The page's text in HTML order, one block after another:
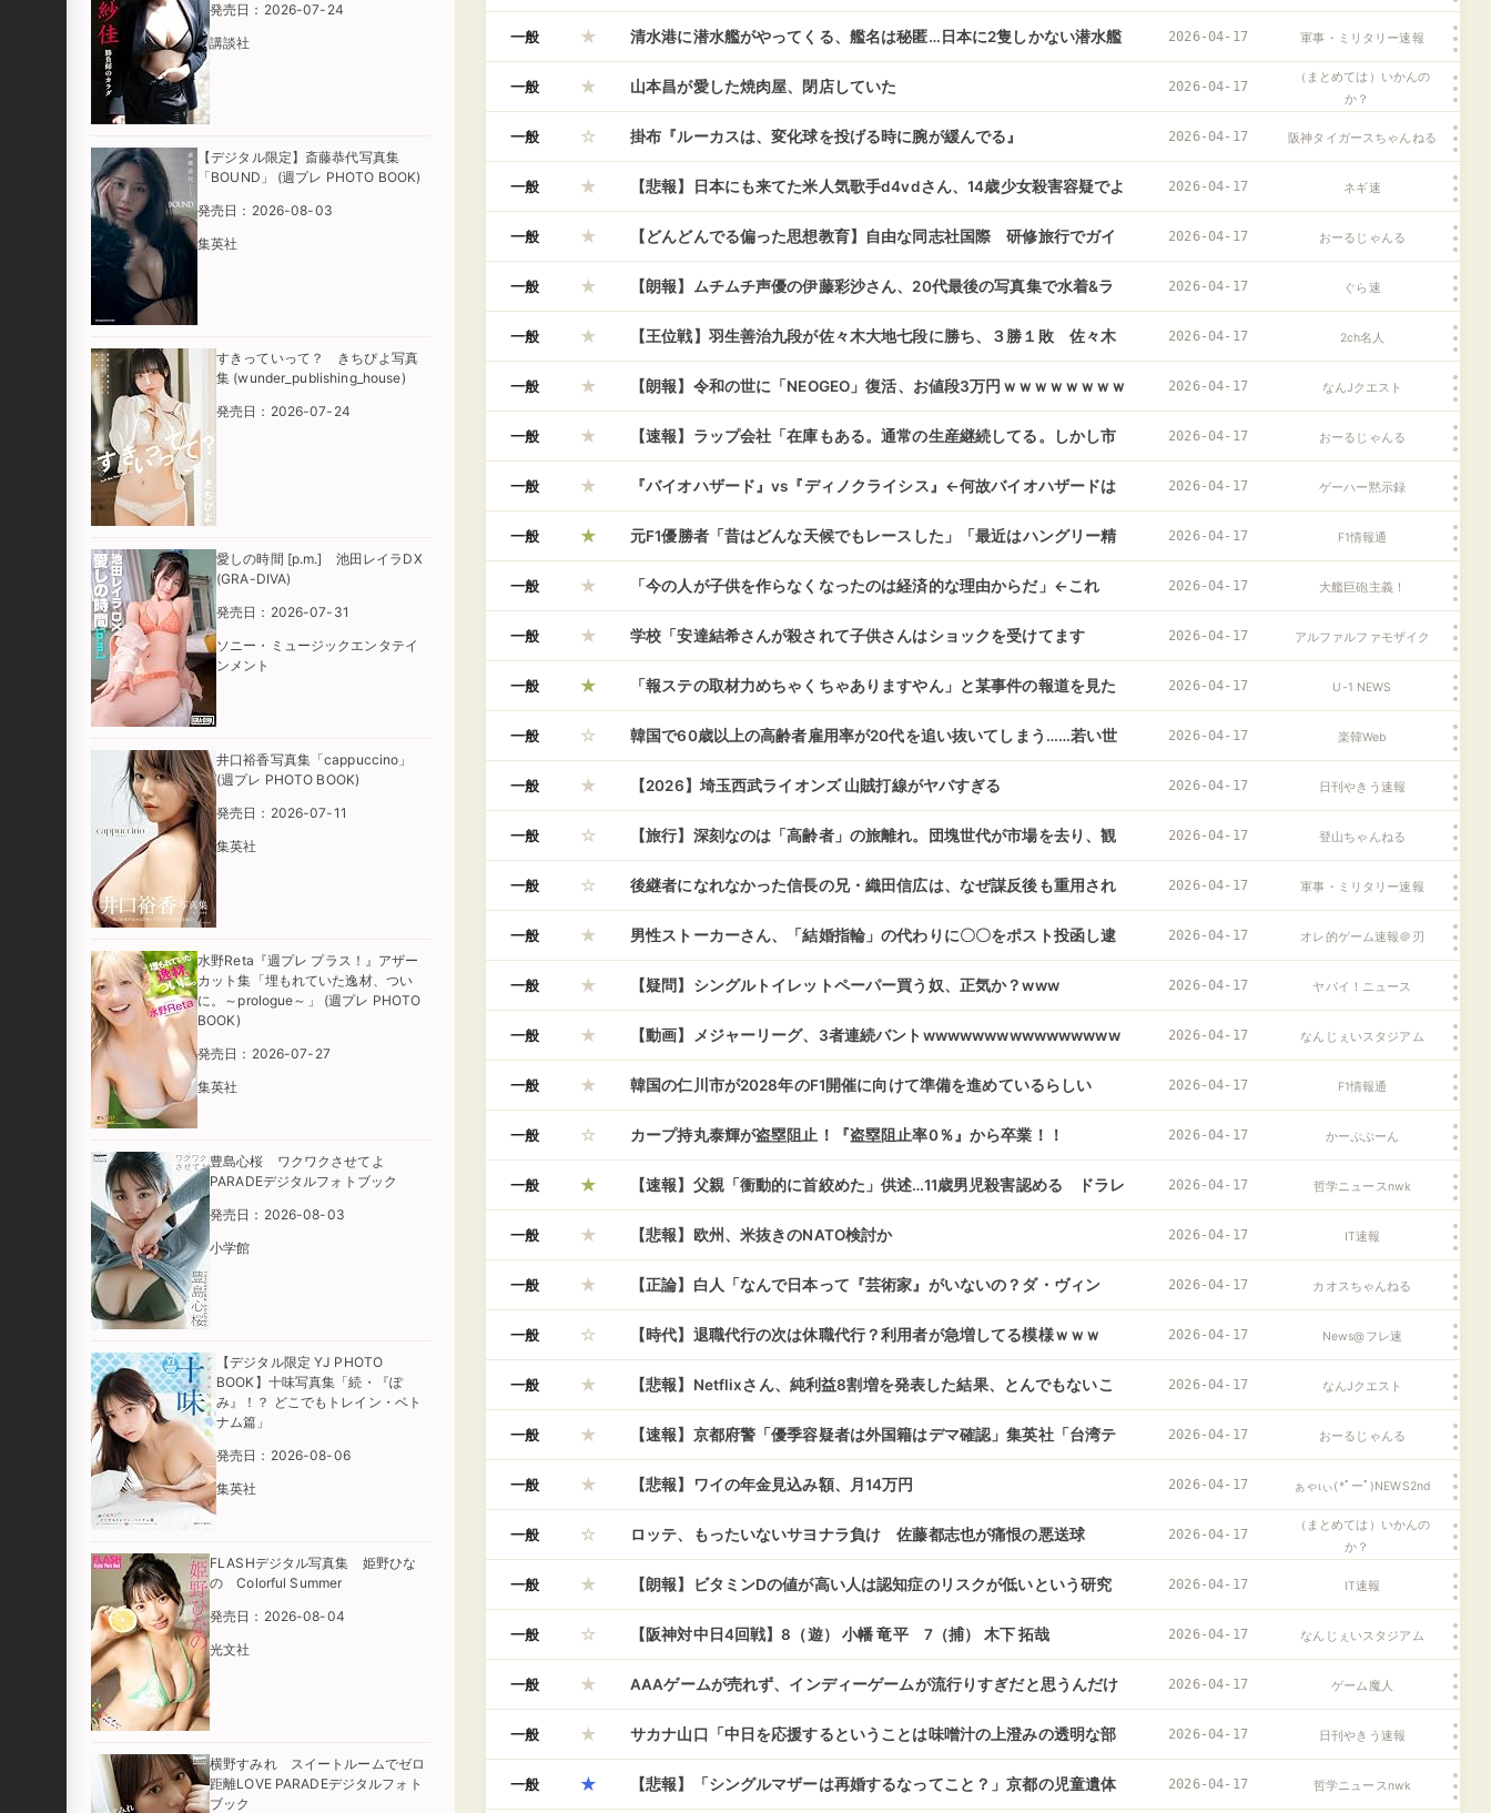
発売日：2026-07-24
講談社
【デジタル限定】斎藤恭代写真集
「BOUND」 (週プレ PHOTO BOOK)
発売日：2026-08-03
集英社
すきっていって？ きちぴよ写真
集 (wunder_publishing_house)
発売日：2026-07-24
愛しの時間 [p.m.] 池田レイラDX
(GRA-DIVA)
発売日：2026-07-31
ソニー・ミュージックエンタテイ
ンメント
井口裕香写真集「cappuccino」
(週プレ PHOTO BOOK)
発売日：2026-07-11
集英社
水野Reta『週プレ プラス！』アザー
カット集「埋もれていた逸材、つい
に。～prologue～」 (週プレ PHOTO
BOOK)
発売日：2026-07-27
集英社
豊島心桜 ワクワクさせてよ
PARADEデジタルフォトブック
発売日：2026-08-03
小学館
【デジタル限定 YJ PHOTO
BOOK】十味写真集「続・『ぽ
み』！？ どこでもトレイン・ベト
ナム篇」
発売日：2026-08-06
集英社
FLASHデジタル写真集 姫野ひな
の Colorful Summer
発売日：2026-08-04
光文社
横野すみれ スイートルームでゼロ
距離LOVE PARADEデジタルフォト
ブック
一般 ★ 清水港に潜水艦がやってくる、艦名は秘匿…日本に2隻しかない潜水艦
救難艦「ちよだ」も！
2026-04-17 軍事・ミリタリー速報
一般 ★ 山本昌が愛した焼肉屋、閉店していた 2026-04-17
（まとめては）いかんの
か？
一般 ☆ 掛布『ルーカスは、変化球を投げる時に腕が緩んでる』 2026-04-17 阪神タイガースちゃんねる
一般 ★ 【悲報】日本にも来てた米人気歌手d4vdさん、14歳少女殺害容疑でよ
うやく逮捕されてしまう
2026-04-17 ネギ速
一般 ★ 【どんどんでる偏った思想教育】自由な同志社国際 研修旅行でガイ
ドが突然、安倍政権批判 卒業生や在校生も抱く違和感
2026-04-17 おーるじゃんる
一般 ★ 【朗報】ムチムチ声優の伊藤彩沙さん、20代最後の写真集で水着&ラ
ンジェリー姿を大胆披露！！！
2026-04-17 ぐら速
一般 ★ 【王位戦】羽生善治九段が佐々木大地七段に勝ち、３勝１敗 佐々木
七段１勝３敗
2026-04-17 2ch名人
一般 ★ 【朗報】令和の世に「NEOGEO」復活、お値段3万円ｗｗｗｗｗｗｗｗ
ｗｗ
2026-04-17 なんJクエスト
一般 ★ 【速報】ラップ会社「在庫もある。通常の生産継続してる。しかし市
場がパニックに陥るとこの通常は壊される」 某報道さん、聞いてま
すか
2026-04-17 おーるじゃんる
一般 ★ 『バイオハザード』vs『ディノクライシス』←何故バイオハザードは
圧勝したのか
2026-04-17 ゲーハー黙示録
一般 ★ 元F1優勝者「昔はどんな天候でもレースした」「最近はハングリー精
神や闘争心が薄れてしまった」
2026-04-17 F1情報通
一般 ★ 「今の人が子供を作らなくなったのは経済的な理由からだ」←これ 2026-04-17 大艦巨砲主義！
一般 ★ 学校「安達結希さんが殺されて子供さんはショックを受けてます
か？」保護者「決まってるやろ！アホ！」
2026-04-17 アルファルファモザイク
一般 ★ 「報ステの取材力めちゃくちゃありますやん」と某事件の報道を見た
人が騒然、何故その取材力を別の事件では活かせないのか……
2026-04-17 U-1 NEWS
一般 ☆ 韓国で60歳以上の高齢者雇用率が20代を追い抜いてしまう……若い世
代のセーフティネットとなる雇用が奪われている、って考えかたもあ
るのでは？
2026-04-17 楽韓Web
一般 ★ 【2026】埼玉西武ライオンズ 山賊打線がヤバすぎる 2026-04-17 日刊やきう速報
一般 ☆ 【旅行】深刻なのは「高齢者」の旅離れ。団塊世代が市場を去り、観
光業界が直面する“1000万人泊”の消失
2026-04-17 登山ちゃんねる
一般 ☆ 後継者になれなかった信長の兄・織田信広は、なぜ謀反後も重用され
たのか？！
2026-04-17 軍事・ミリタリー速報
一般 ★ 男性ストーカーさん、「結婚指輪」の代わりに〇〇をポスト投函し逮
捕へ
2026-04-17 オレ的ゲーム速報＠刃
一般 ★ 【疑問】シングルトイレットペーパー買う奴、正気か？www 2026-04-17 ヤバイ！ニュース
一般 ★ 【動画】メジャーリーグ、3者連続バントwwwwwwwwwwwwwwww
wwwwwwwww
2026-04-17 なんじぇいスタジアム
一般 ★ 韓国の仁川市が2028年のF1開催に向けて準備を進めているらしい 2026-04-17 F1情報通
一般 ☆ カープ持丸泰輝が盗塁阻止！『盗塁阻止率0％』から卒業！！ 2026-04-17 かーぷぶーん
一般 ★ 【速報】父親「衝動的に首絞めた」供述…11歳男児殺害認める ドラレ
コ一部削除も判明 京都・南丹市
2026-04-17 哲学ニュースnwk
一般 ★ 【悲報】欧州、米抜きのNATO検討か 2026-04-17 IT速報
一般 ★ 【正論】白人「なんで日本って『芸術家』がいないの？ダ・ヴィン
チ、シェークスピア、ゴッホレベルの」
2026-04-17 カオスちゃんねる
一般 ☆ 【時代】退職代行の次は休職代行？利用者が急増してる模様ｗｗｗ 2026-04-17 News@フレ速
一般 ★ 【悲報】Netflixさん、純利益8割増を発表した結果、とんでもないこ
とになってしまうｗｗｗｗｗｗｗｗｗｗ
2026-04-17 なんJクエスト
一般 ★ 【速報】京都府警「優季容疑者は外国籍はデマ確認」集英社「台湾テ
レビの誤報を真に受け拡散」報道ソースにしたSNSが悪いみたいにな
るｗ
2026-04-17 おーるじゃんる
一般 ★ 【悲報】ワイの年金見込み額、月14万円 2026-04-17 ぁゃιぃ(*ﾟーﾟ)NEWS2nd
一般 ☆ ロッテ、もったいないサヨナラ負け 佐藤都志也が痛恨の悪送球 2026-04-17
（まとめては）いかんの
か？
一般 ★ 【朗報】ビタミンDの値が高い人は認知症のリスクが低いという研究
結果
2026-04-17 IT速報
一般 ☆ 【阪神対中日4回戦】8（遊） 小幡 竜平 7（捕） 木下 拓哉 2026-04-17 なんじぇいスタジアム
一般 ★ AAAゲームが売れず、インディーゲームが流行りすぎだと思うんだけ
どこのままでいいのか？
2026-04-17 ゲーム魔人
一般 ★ サカナ山口「中日を応援するということは味噌汁の上澄みの透明な部
分だけ啜る感じ」←どういう意味？
2026-04-17 日刊やきう速報
一般 ★ 【悲報】「シングルマザーは再婚するなってこと？」京都の児童遺体 2026-04-17 哲学ニュースnwk